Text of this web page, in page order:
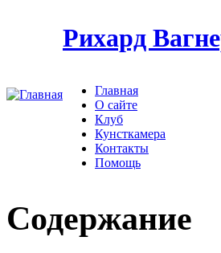
Рихард
Главная
О сайте
Клуб
Кунсткамера
Контакты
Помощь
Содержание